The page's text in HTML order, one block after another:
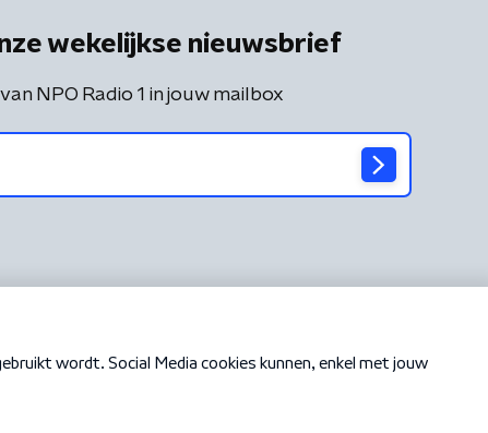
wekelijkse nieuwsbrief
NPO Radio 1 in jouw mailbox